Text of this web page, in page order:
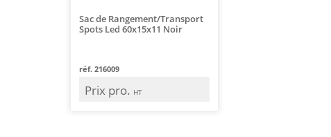
Sac de Rangement/Transport
Spots Led 60x15x11 Noir
réf. 216009
Prix pro. HT